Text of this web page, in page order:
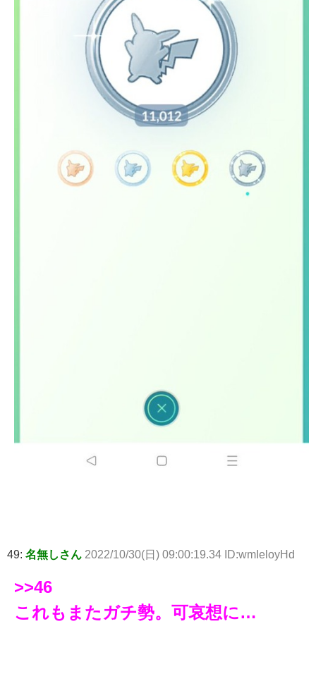
49: 名無しさん 2022/10/30(日) 09:00:19.34 ID:wmIeloyHd
>>46
これもまたガチ勢。可哀想に…